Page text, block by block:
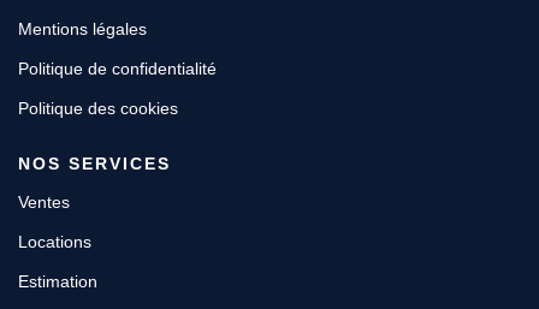
Mentions légales
Politique de confidentialité
Politique des cookies
NOS SERVICES
Ventes
Locations
Estimation